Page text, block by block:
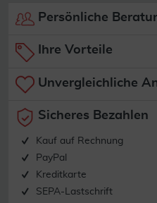
Persönliche
Ihre Vorteile
Unvergleichliche
Sicheres Bezahlen
Kauf auf Rechnung
PayPal
Kreditkarte
SEPA-Lastschrift